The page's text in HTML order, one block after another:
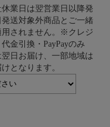
業日は翌営業日以降発
送対象外商品とご一緒
用されません。※クレジ
代金引換・PayPayのみ
日お届け、一部地域は
となります。